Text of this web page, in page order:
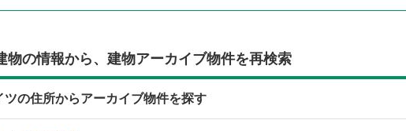
物の情報から、建物アーカイブ物件を再検索
ツの住所からアーカイブ物件を探す